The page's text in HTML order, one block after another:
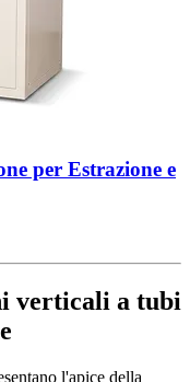
per Estrazione e
verticali a tubi
l'apice della